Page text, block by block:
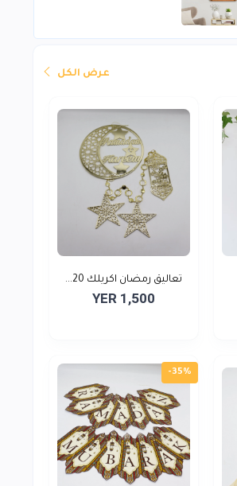
عرض الكل
تعاليق رمضان اكريلك 20...
YER 1,500
-35%